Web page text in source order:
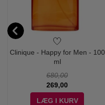
Clinique - Happy for Men - 100
ml
680,00
269,00
LÆG I KURV